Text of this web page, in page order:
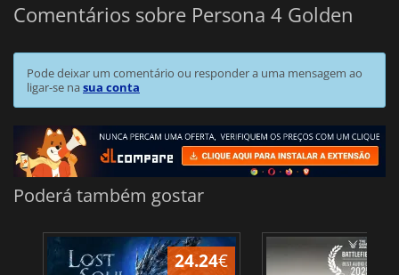
Comentários sobre Persona 4 Golden
Pode deixar um comentário ou responder a uma mensagem ao
ligar-se nasua conta
Poderá também gostar
24.24€